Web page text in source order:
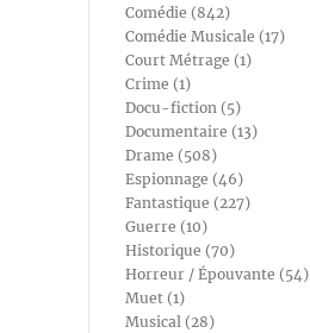
Comédie (842)
Comédie Musicale (17)
Court Métrage (1)
Crime (1)
Docu-fiction (5)
Documentaire (13)
Drame (508)
Espionnage (46)
Fantastique (227)
Guerre (10)
Historique (70)
Horreur / Épouvante (54)
Muet (1)
Musical (28)